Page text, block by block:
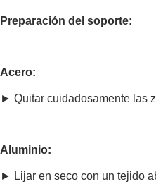
Preparación del soporte:
Acero:
► Quitar cuidadosamente las
Aluminio:
► Lijar en seco con un tejido